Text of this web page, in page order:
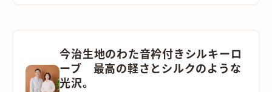
今治生地のわた音衿付きシルキーロ
ーブ 最高の軽さとシルクのような
光沢。